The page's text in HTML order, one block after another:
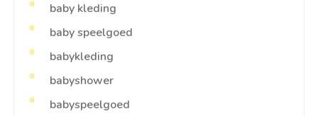
baby kleding
baby speelgoed
babykleding
babyshower
babyspeelgoed